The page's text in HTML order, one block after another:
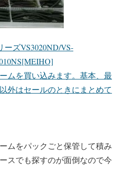
ズVS3020ND/VS-
ムを買い込みます。基本、最
外はセールのときにまとめて
ムをパックごと保管して積み
スでも探すのが面倒なので今